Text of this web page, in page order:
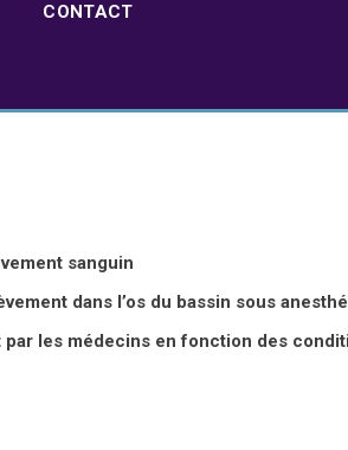
CONTACT
sanguin
dans l’os du bassin sous
les médecins en fonction des